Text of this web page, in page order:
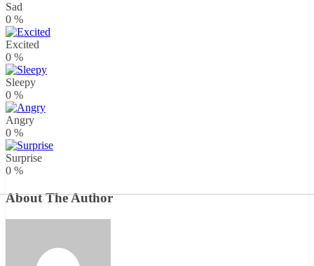
Sad
0 %
Excited
0 %
Sleepy
0 %
Angry
0 %
Surprise
0 %
About The Author